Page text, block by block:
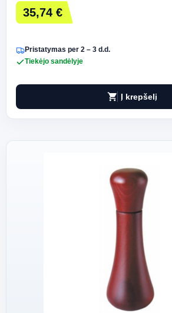
35,74 €
Pristatymas per 2 – 3 d.d.
Tiekėjo sandėlyje
shopping_cart Į krepšelį